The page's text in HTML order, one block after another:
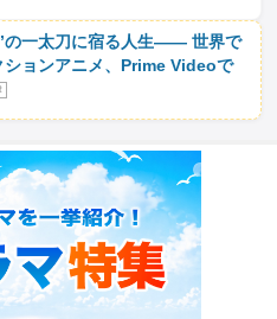
の一太刀に宿る人生―― 世界で
ションアニメ、Prime Videoで